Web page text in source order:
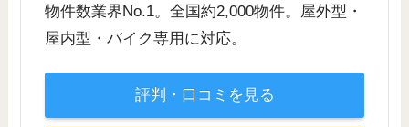
物件数業界No.1。全国約2,000物件。屋外型・
屋内型・バイク専用に対応。
評判・口コミを見る